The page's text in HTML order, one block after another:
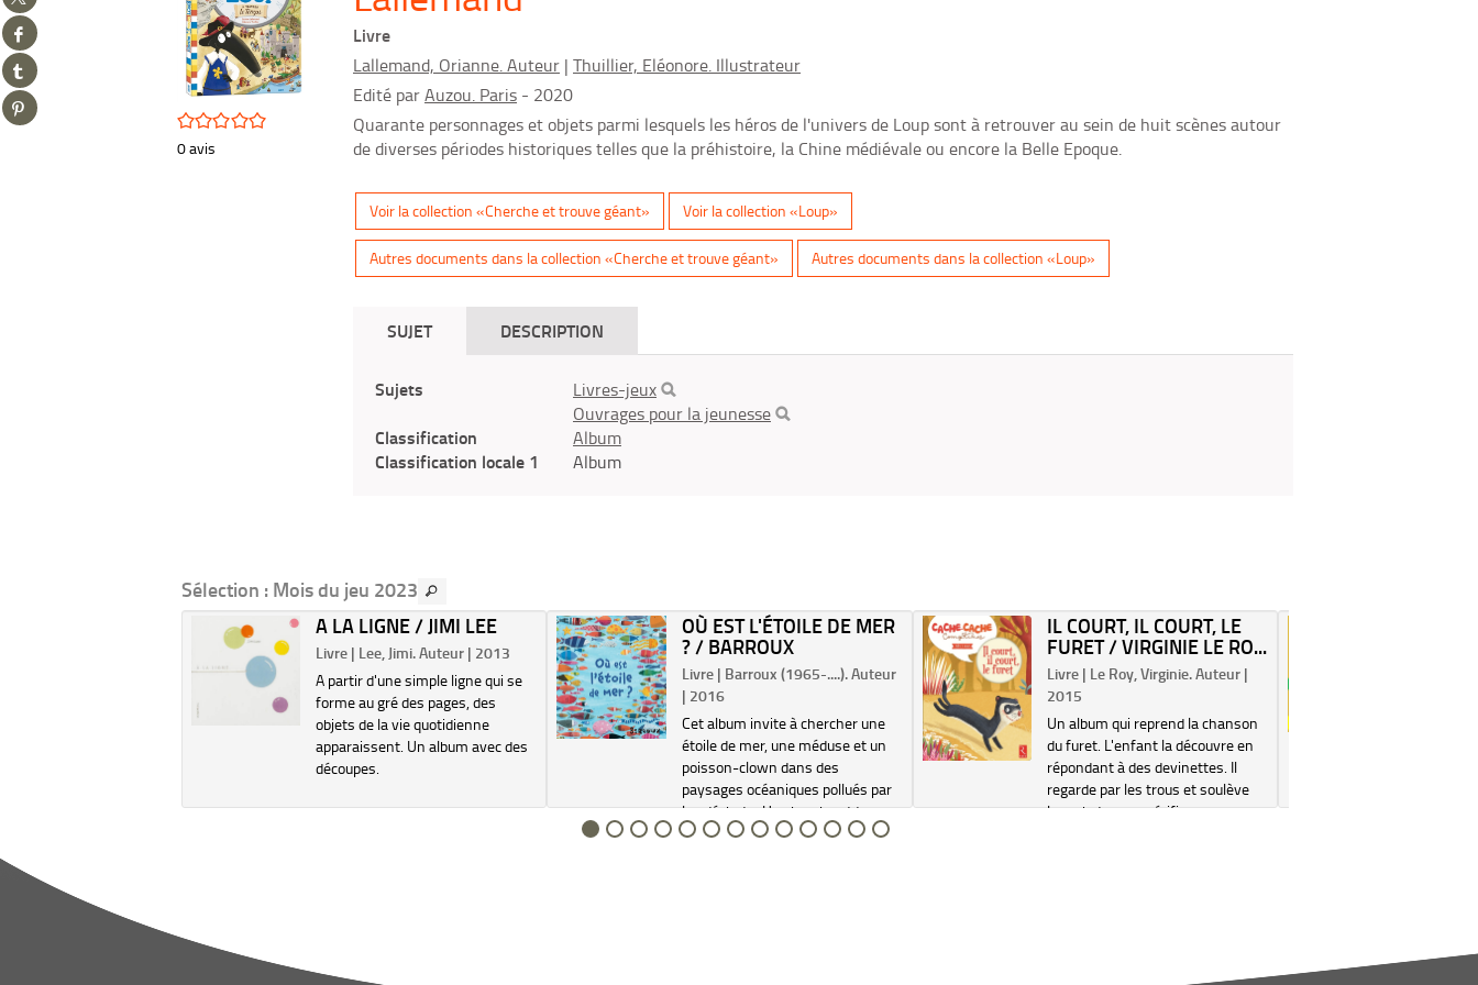
sur
twitter
(Nouvelle
fenêtre)
Partager
sur
facebook
(Nouvelle
fenêtre)
Partager
sur
tumblr
(Nouvelle
Partager
sur
/5
0avis
Livre
Lallemand, Orianne. Auteur | Thuillier, Eléonore. Illustrateur
Edité parAuzou. Paris - 2020
Quarante personnages et objets parmi lesquels les héros de l'univers de Loup sont à retrouver au sein de huit scènes autour
de diverses périodes historiques telles que la préhistoire, la Chine médiévale ou encore la Belle Epoque.
Voir la collection «Cherche et trouve géant» Voir la collection «Loup»
Autres documents dans la collection «Cherche et trouve géant» Autres documents dans la collection «Loup»
SUJET DESCRIPTION
Sujets
Livres-jeux
Ouvrages pour la jeunesse
Classification Album
Classification locale 1 Album
Sélection : Mois du jeu 2023
A LA LIGNE / JIMI LEE
Livre | Lee, Jimi. Auteur | 2013
A partir d'une simple ligne qui se
forme au gré des pages, des
objets de la vie quotidienne
apparaissent. Un album avec des
découpes.
OÙ EST L'ÉTOILE DE MER
? / BARROUX
Livre | Barroux (1965-....). Auteur
| 2016
Cet album invite à chercher une
étoile de mer, une méduse et un
poisson-clown dans des
paysages océaniques pollués par
les déchets. Un cherche et trouve
pour inciter les enfants à protéger
IL COURT, IL COURT, LE
FURET / VIRGINIE LE RO...
Livre | Le Roy, Virginie. Auteur |
2015
Un album qui reprend la chanson
du furet. L'enfant la découvre en
répondant à des devinettes. Il
regarde par les trous et soulève
les rabats pour vérifier sa
de mots.